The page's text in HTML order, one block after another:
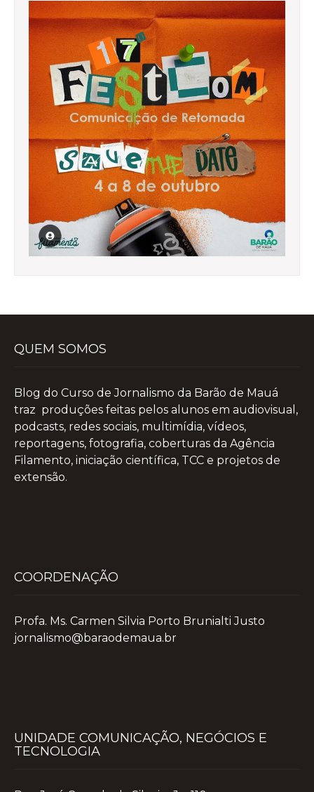
QUEM SOMOS
Blog do Curso de Jornalismo da Barão de Mauá
traz produções feitas pelos alunos em audiovisual,
podcasts, redes sociais, multimídia, vídeos,
reportagens, fotografia, coberturas da Agência
Filamento, iniciação científica, TCC e projetos de
extensão.
COORDENAÇÃO
Profa. Ms. Carmen Silvia Porto Brunialti Justo
jornalismo@baraodemaua.br
UNIDADE COMUNICAÇÃO, NEGÓCIOS E
TECNOLOGIA